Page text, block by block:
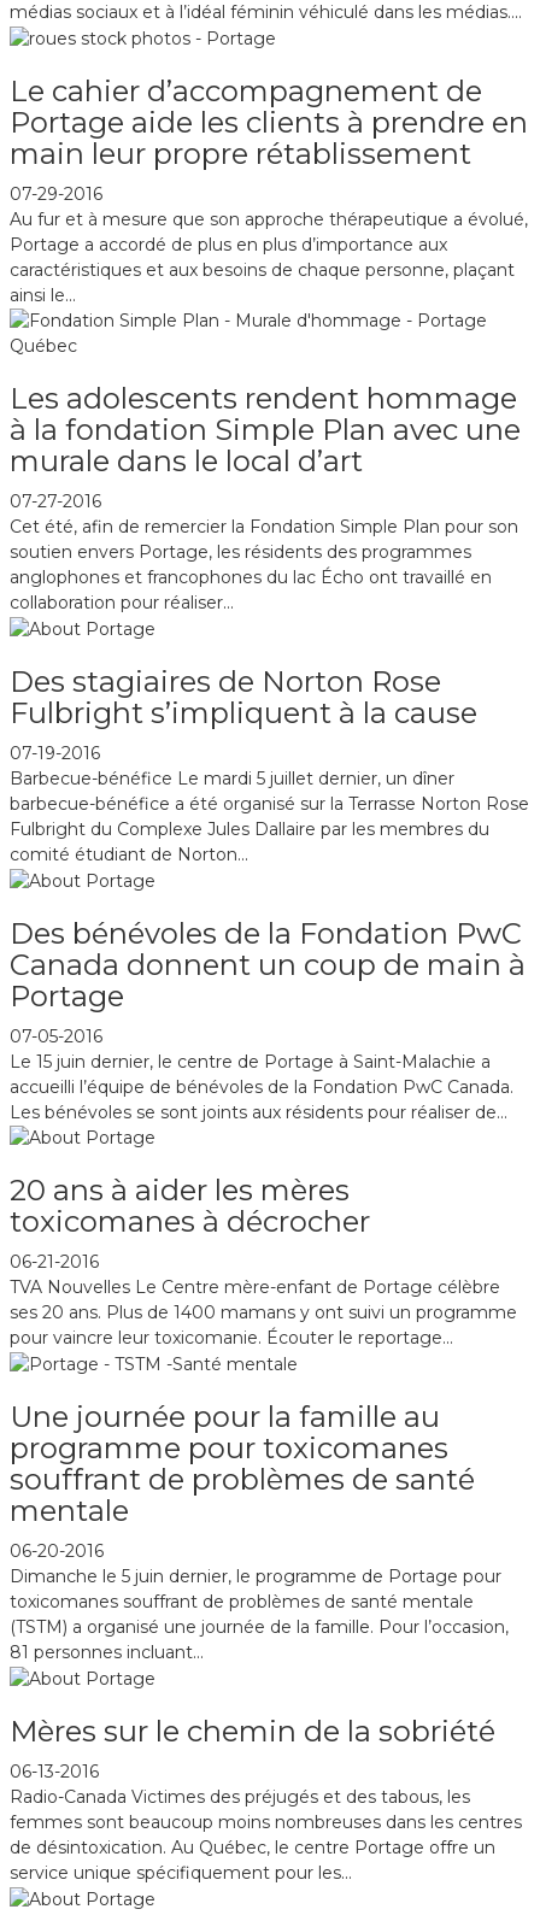
médias sociaux et à l’idéal féminin véhiculé dans les médias....
Le cahier d’accompagnement de
Portage aide les clients à prendre en
main leur propre rétablissement
07-29-2016
Au fur et à mesure que son approche thérapeutique a évolué,
Portage a accordé de plus en plus d’importance aux
caractéristiques et aux besoins de chaque personne, plaçant
ainsi le...
Les adolescents rendent hommage
à la fondation Simple Plan avec une
murale dans le local d’art
07-27-2016
Cet été, afin de remercier la Fondation Simple Plan pour son
soutien envers Portage, les résidents des programmes
anglophones et francophones du lac Écho ont travaillé en
collaboration pour réaliser...
Des stagiaires de Norton Rose
Fulbright s’impliquent à la cause
07-19-2016
Barbecue-bénéfice Le mardi 5 juillet dernier, un dîner
barbecue-bénéfice a été organisé sur la Terrasse Norton Rose
Fulbright du Complexe Jules Dallaire par les membres du
comité étudiant de Norton...
Des bénévoles de la Fondation PwC
Canada donnent un coup de main à
Portage
07-05-2016
Le 15 juin dernier, le centre de Portage à Saint-Malachie a
accueilli l’équipe de bénévoles de la Fondation PwC Canada.
Les bénévoles se sont joints aux résidents pour réaliser de...
20 ans à aider les mères
toxicomanes à décrocher
06-21-2016
TVA Nouvelles Le Centre mère-enfant de Portage célèbre
ses 20 ans. Plus de 1400 mamans y ont suivi un programme
pour vaincre leur toxicomanie. Écouter le reportage...
Une journée pour la famille au
programme pour toxicomanes
souffrant de problèmes de santé
mentale
06-20-2016
Dimanche le 5 juin dernier, le programme de Portage pour
toxicomanes souffrant de problèmes de santé mentale
(TSTM) a organisé une journée de la famille. Pour l’occasion,
81 personnes incluant...
Mères sur le chemin de la sobriété
06-13-2016
Radio-Canada Victimes des préjugés et des tabous, les
femmes sont beaucoup moins nombreuses dans les centres
de désintoxication. Au Québec, le centre Portage offre un
service unique spécifiquement pour les...